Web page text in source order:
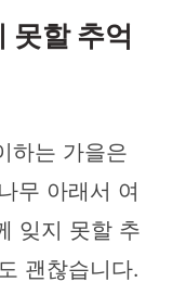
못할 추억
하는 가을은
무 아래서 여
잊지 못할 추
괜찮습니다.